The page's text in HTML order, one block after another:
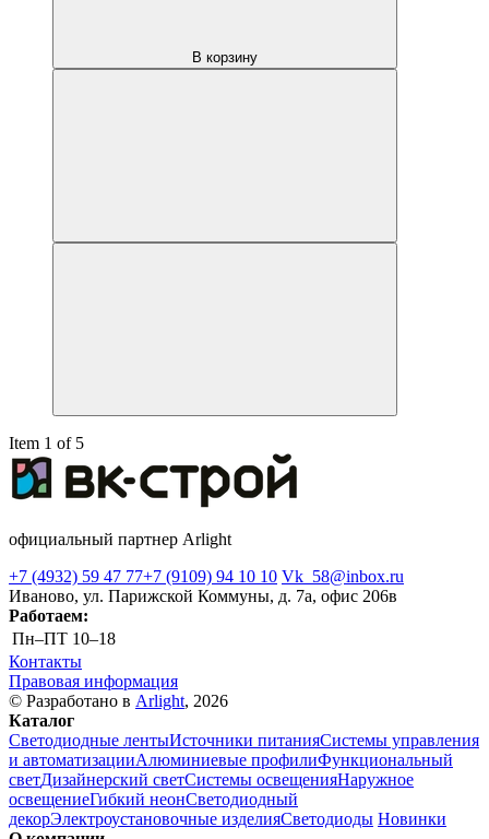
В корзину
Item 1 of 5
официальный партнер Arlight
+7 (4932) 59 47 77+7 (9109) 94 10 10 Vk_58@inbox.ru
Иваново, ул. Парижской Коммуны, д. 7а, офис 206в
Работаем:
Пн–ПТ 10–18
Контакты
Правовая информация
© Разработано в Arlight, 2026
Каталог
Светодиодные лентыИсточники питанияСистемы управления
и автоматизацииАлюминиевые профилиФункциональный
светДизайнерский светСистемы освещенияНаружное
освещениеГибкий неонСветодиодный
декорЭлектроустановочные изделияСветодиоды Новинки